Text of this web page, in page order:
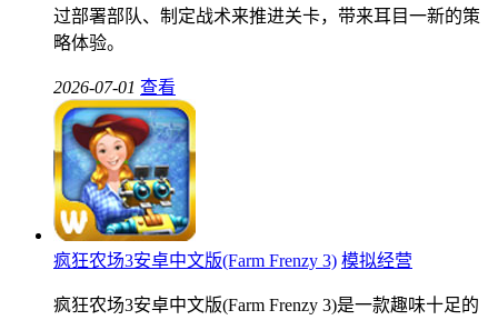
过部署部队、制定战术来推进关卡，带来耳目一新的策
略体验。
2026-07-01 查看
疯狂农场3安卓中文版(Farm Frenzy 3) 模拟经营
疯狂农场3安卓中文版(Farm Frenzy 3)是一款趣味十足的